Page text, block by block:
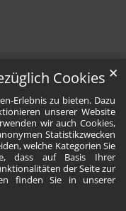
Cookies
Erlebnis zu bieten. Dazu
unserer Website
wir auch Cookies,
Statistikzwecken
welche Kategorien Sie
dass auf Basis Ihrer
der Seite zur
finden Sie in unserer
✕